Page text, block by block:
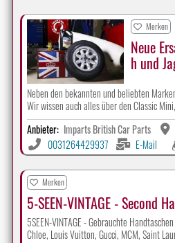
Merken
Neue
h und
Neben den bekannten und beliebten
Wir wissen auch alles über den Classic
Anbieter: Imparts British Car Parts
0031264429937
E-Mail
Merken
5-SEEN-VINTAGE - Second
5SEEN-VINTAGE - Gebrauchte
Chloe, Louis Vuitton, Gucci, MCM, Saint